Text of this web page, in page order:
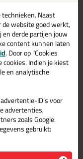
Kort is een hybride
Door de superieure
waardoor men
laagdikte
Deze variant heeft
Effective Softgrip
kunnen, doet
job is, geven
heeft vaak pijnlijke
hecht veel belang
ze nu deze
Naast
website goed werkt,
derde partijen jouw
content kunnen laten
. Door op "Cookies
Indien je kiest
en analytische
ID’s voor
advertenties,
zoals Google.
gebruikt: